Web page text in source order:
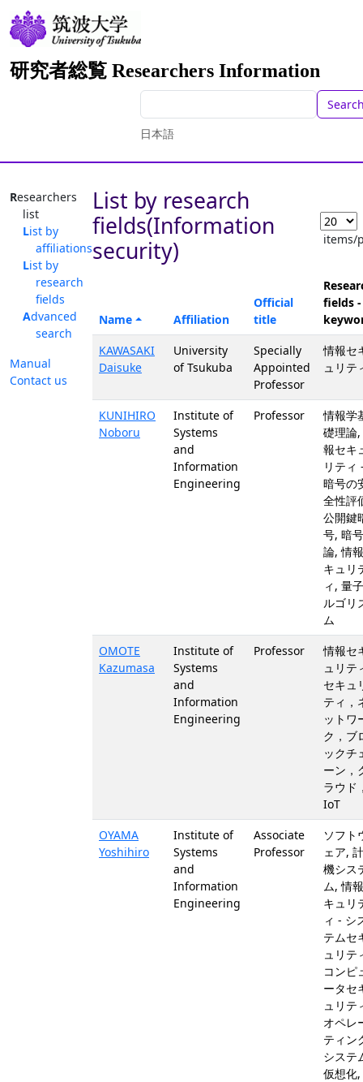
研究者総覧 Researchers Information
日本語
Researchers
list
List by
affiliations
List by
research
fields
Advanced
search
Manual
Contact us
List by research
fields(Information
security)
items/
Name Affiliation
Official
title
fields -
KAWASAKI
Daisuke
University
of Tsukuba
Specially
Appointed
Professor
情報セ
ュリテ
KUNIHIRO
Noboru
Institute of
Systems
and
Information
Engineering
Professor
情報学
礎理論
報セキ
リティ
暗号の
全性評
公開鍵
号, 暗
論, 情
キュリ
ィ, 量
ルゴリ
ム
OMOTE
Kazumasa
Institute of
Systems
and
Information
Engineering
Professor
情報セ
ュリテ
セキュ
ティ，
ットワ
ク，ブ
ックチ
ーン，
ラウド
IoT
OYAMA
Yoshihiro
Institute of
Systems
and
Information
Engineering
Associate
Professor
ソフト
ェア,
機シス
ム, 情
キュリ
ィ - シ
テムセ
ュリテ
コンピ
ータセ
ュリテ
オペレ
ティン
システ
仮想化